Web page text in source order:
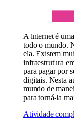
A internet é
todo o mundo.
ela. Existem
infraestrutura
para pagar por
digitais. Nesta
mundo de
para torná-la
Atividade